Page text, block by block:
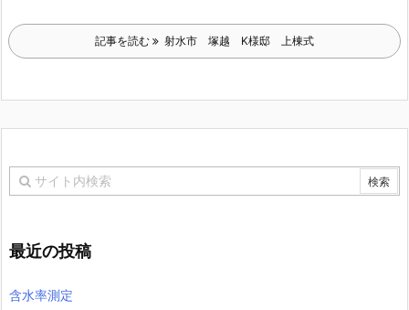
記事を読む 射水市 塚越 K様邸 上棟式
最近の投稿
含水率測定